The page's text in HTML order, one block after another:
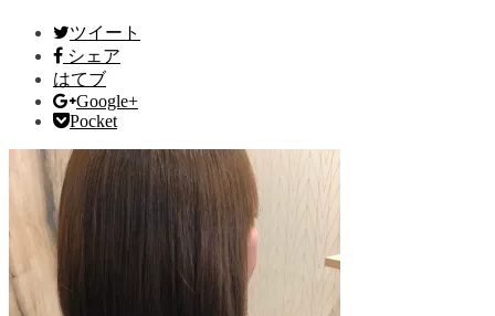
ツイート
シェア
はてブ
Google+
Pocket